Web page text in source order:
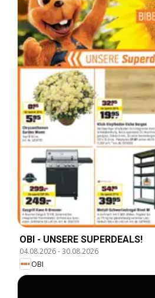
OBI - UNSERE SUPERDEALS!
04.08.2026-30.08.2026
OBI